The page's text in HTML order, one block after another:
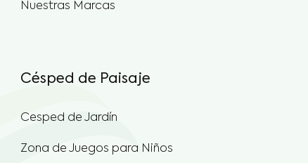
Nuestras Marcas
Césped de Paisaje
Cesped de Jardín
Zona de Juegos para Niños